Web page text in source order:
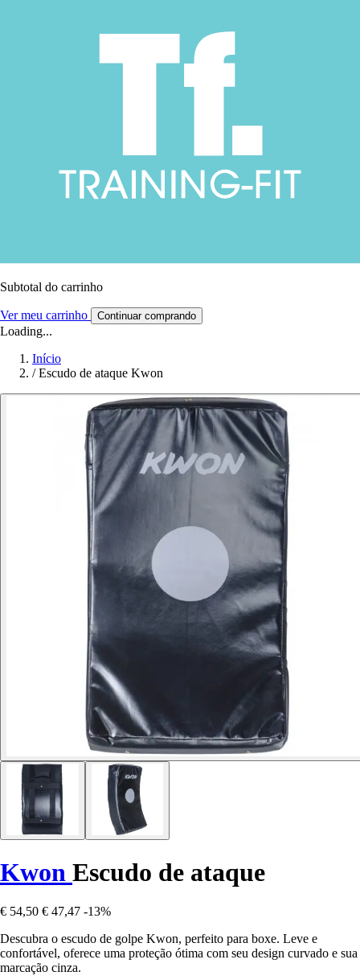
Subtotal do carrinho
Ver meu carrinho Continuar comprando
Loading...
Início
/ Escudo de ataque Kwon
Kwon Escudo de ataque
€ 54,50 € 47,47 -13%
Descubra o escudo de golpe Kwon, perfeito para boxe. Leve e
confortável, oferece uma proteção ótima com seu design curvado e sua
marcação cinza.